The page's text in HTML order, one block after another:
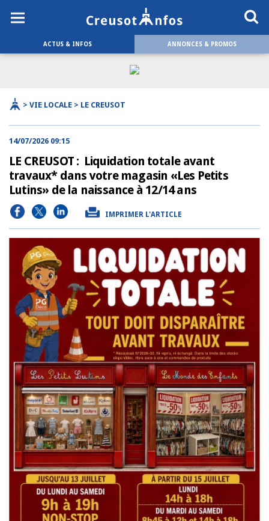
ACTUS & INFOS ANNONCES & PROMOS
> VIE LOCALE > LE CREUSOT
14/07/2026 09:15
LE CREUSOT : Liquidation totale avant
travaux* dans votre magasin «Les Petits
Lutins» de la naissance à 12/14 ans
IMPRIMER L'ARTICLE